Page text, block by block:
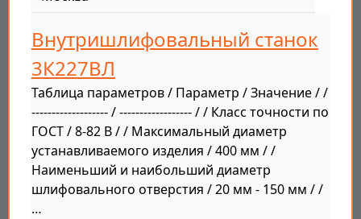
Внутришлифовальный станок
3К227ВЛ
Таблица параметров / Параметр / Значение / /
------------------- / ------------------ / / Класс точности по
ГОСТ / 8-82 В / / Максимальный диаметр
устанавливаемого изделия / 400 мм / /
Наименьший и наибольший диаметр
шлифовального отверстия / 20 мм - 150 мм / /
…